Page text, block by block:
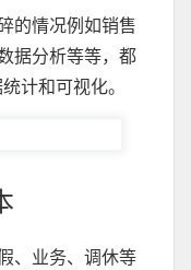
的情况例如销售
据分析等等，都
计和可视化。
、业务、调休等